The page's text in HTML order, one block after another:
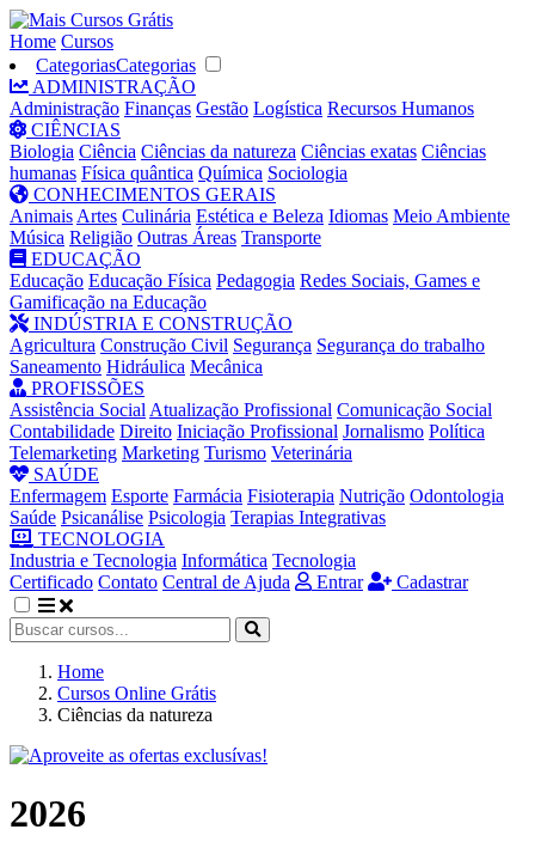
Home Cursos
CategoriasCategorias
ADMINISTRAÇÃO
Administração Finanças Gestão Logística Recursos Humanos
CIÊNCIAS
Biologia Ciência Ciências da natureza Ciências exatas Ciências
humanas Física quântica Química Sociologia
CONHECIMENTOS GERAIS
Animais Artes Culinária Estética e Beleza Idiomas Meio Ambiente
Música Religião Outras Áreas Transporte
EDUCAÇÃO
Educação Educação Física Pedagogia Redes Sociais, Games e
Gamificação na Educação
INDÚSTRIA E CONSTRUÇÃO
Agricultura Construção Civil Segurança Segurança do trabalho
Saneamento Hidráulica Mecânica
PROFISSÕES
Assistência Social Atualização Profissional Comunicação Social
Contabilidade Direito Iniciação Profissional Jornalismo Política
Telemarketing Marketing Turismo Veterinária
SAÚDE
Enfermagem Esporte Farmácia Fisioterapia Nutrição Odontologia
Saúde Psicanálise Psicologia Terapias Integrativas
TECNOLOGIA
Industria e Tecnologia Informática Tecnologia
Certificado Contato Central de Ajuda Entrar Cadastrar
Home
Cursos Online Grátis
Ciências da natureza
2026